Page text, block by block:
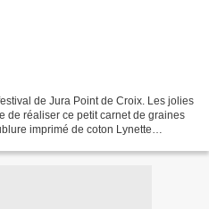
de Jura Point de Croix. Les jolies
de réaliser ce petit carnet de graines
imprimé de coton Lynette